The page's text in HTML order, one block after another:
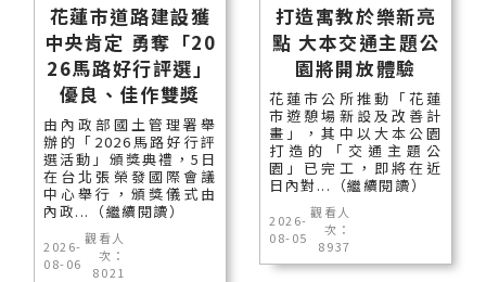
花蓮市道路建設獲
中央肯定 勇奪「20
26馬路好行評選」
優良、佳作雙獎
由內政部國土管理署舉
辦的「2026馬路好行評
選活動」頒獎典禮，5日
在台北張榮發國際會議
中心舉行，頒獎儀式由
內政...（繼續閱讀）
2026-
08-06
觀看人
次：
8021
打造寓教於樂新亮
點 大本交通主題公
園將開放體驗
花蓮市公所推動「花蓮
市遊憩場新設及改善計
畫」，其中以大本公園
打造的「交通主題公
園」已完工，即將在近
日內對...（繼續閱讀）
2026-
08-05
觀看人
次：
8937